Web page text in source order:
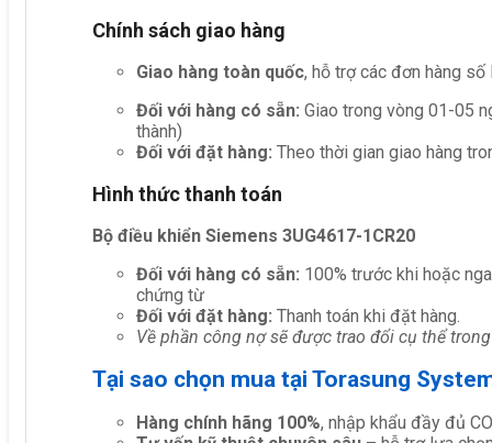
Chính sách giao hàng
Giao hàng toàn quốc, hỗ trợ các đơn hàng số
Đối với hàng có sẵn: Giao trong vòng 01-05
thành)
Đối với đặt hàng: Theo thời gian giao hàng
Hình thức thanh toán
Bộ điều khiển Siemens 3UG4617-1CR20
Đối với hàng có sẵn: 100% trước khi hoặc
chứng từ
Đối với đặt hàng: Thanh toán khi đặt hàng.
Về phần công nợ sẽ được trao đổi cụ thể
Tại sao chọn mua tại Torasung
Hàng chính hãng 100%, nhập khẩu đầy đủ